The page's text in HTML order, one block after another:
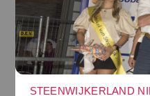
STEENWIJKERLAND